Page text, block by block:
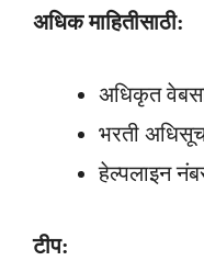
अधिक माहितीसाठी:
अधिकृत
भरती
हेल्पलाइन
टीप: